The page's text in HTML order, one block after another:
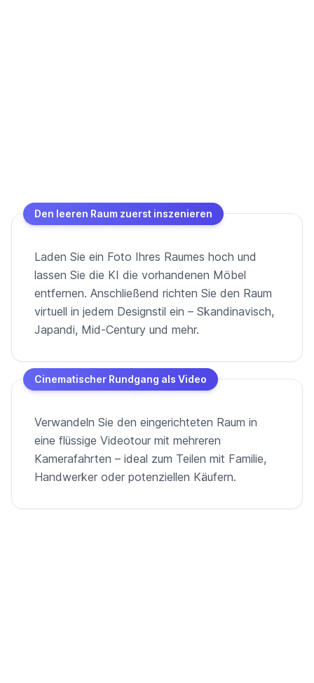
Den leeren Raum zuerst inszenieren
Laden Sie ein Foto Ihres Raumes hoch und
lassen Sie die KI die vorhandenen Möbel
entfernen. Anschließend richten Sie den Raum
virtuell in jedem Designstil ein – Skandinavisch,
Japandi, Mid-Century und mehr.
Cinematischer Rundgang als Video
Verwandeln Sie den eingerichteten Raum in
eine flüssige Videotour mit mehreren
Kamerafahrten – ideal zum Teilen mit Familie,
Handwerker oder potenziellen Käufern.